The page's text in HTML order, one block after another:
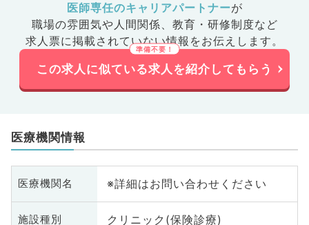
医師専任のキャリアパートナーが
職場の雰囲気や人間関係、 教育・研修制度など
求人票に掲載されていない情報をお伝えします。
この求人に似ている求人を紹介してもらう
医療機関情報
医療機関名 ※詳細はお問い合わせください
施設種別 クリニック(保険診療)